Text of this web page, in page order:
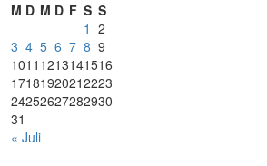
M D M D F S S
1 2
3 4 5 6 7 8 9
1011 1213141516
17181920212223
24252627282930
31
« Juli